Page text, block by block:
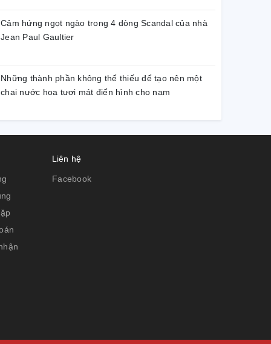
Cảm hứng ngọt ngào trong 4 dòng Scandal của nhà
Jean Paul Gaultier
Những thành phần không thể thiếu để tạo nên một
chai nước hoa tươi mát điển hình cho nam
Liên hệ
Facebook